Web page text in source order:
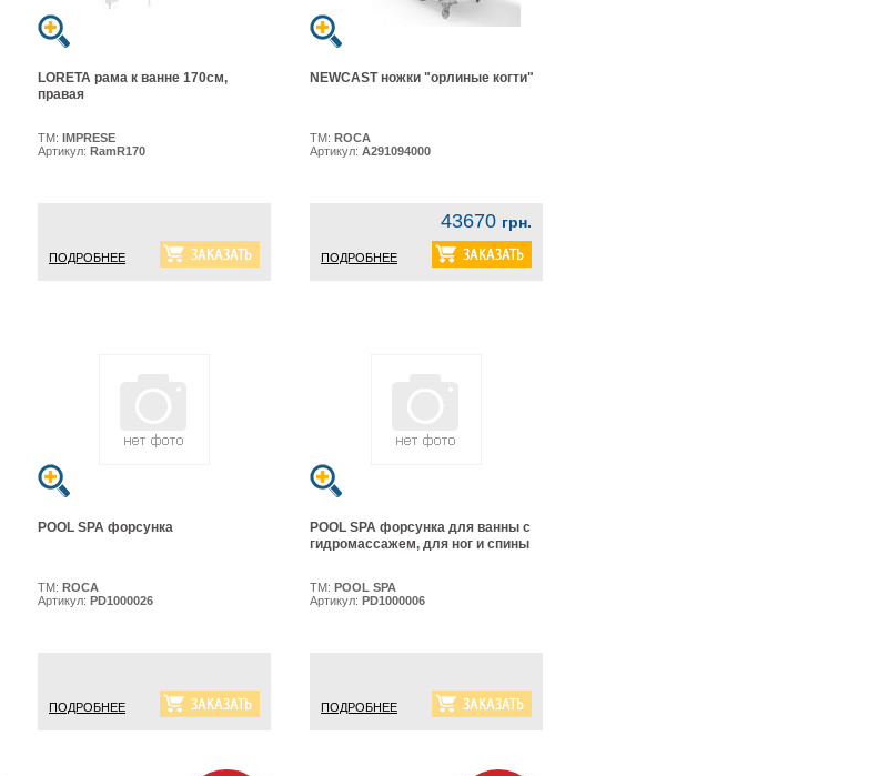
LORETA рама к ванне 170см,
правая
ТМ: IMPRESE
Артикул: RamR170
ПОДРОБНЕЕ
NEWCAST ножки "орлиные когти"
ТМ: ROCA
Артикул: A291094000
ПОДРОБНЕЕ
43670 грн.
POOL SPA форсунка
ТМ: ROCA
Артикул: PD1000026
ПОДРОБНЕЕ
POOL SPA форсунка для ванны с
гидромассажем, для ног и спины
ТМ: POOL SPA
Артикул: PD1000006
ПОДРОБНЕЕ